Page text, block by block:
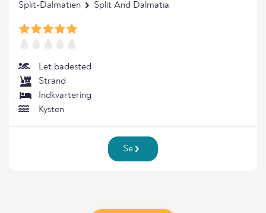
Split-Dalmatien Split And Dalmatia
Let badested
Strand
Indkvartering
Kysten
Se